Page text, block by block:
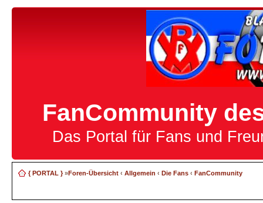
FanCommunity
Das Portal für Fans und
{ PORTAL }»Foren-Übersicht ‹ Allgemein ‹ Die Fans ‹ FanCommunity